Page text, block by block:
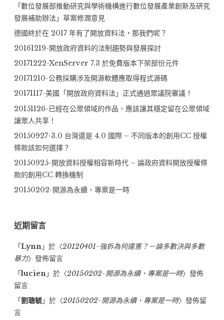
行
更
新：
入
門
篇)”
「數位發展部推動研究與學術機構進行數位發展產業創新及研究
發展補助辦法」草案修潤意見
德國終於在 2017 年有了開放資料法，那我們呢？
20161219-開放政府資料的法制趨勢與發展探討
20171222-XenServer 7.3 於免費版本下架部份元件
20171210-公務採購涉及開源軟體應取得程式源碼
20171117-美國「開放政府資料法」正式通過眾議院審議！
20151126-已經在公眾領域的作品、應該讓其穩定留在公眾領域
讓眾人共享！
20150927-3.0 台灣還是 4.0 國際 – 不同版本的創用CC 授權
條款該如何選擇？
20150925-開放資料授權相容新時代 – 論政府資料開放授權條
款的創用CC 轉換機制
20150202-開源為永續、專案是一時
近期留言
「Lynn」於〈20120401-強拆為何違憲？－論多數決與多數
暴力〉發佈留言
「lucien」於〈20150202-開源為永續、專案是一時〉發佈
留言
「劉聰毓」於〈20150202-開源為永續、專案是一時〉發佈留
言